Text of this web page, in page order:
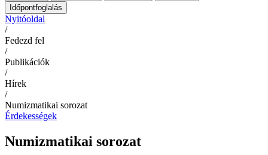
Időpontfoglalás
Nyitóoldal
/
Fedezd fel
/
Publikációk
/
Hírek
/
Numizmatikai sorozat
Érdekességek
Numizmatikai sorozat